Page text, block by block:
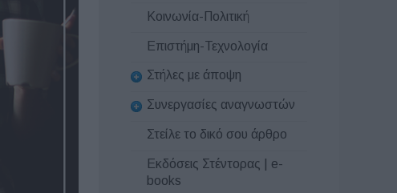
Κοινωνία-Πολιτική
Επιστήμη-Τεχνολογία
Στήλες με άποψη
Συνεργασίες αναγνωστών
Στείλε το δικό σου άρθρο
Εκδόσεις Στέντορας | e-
books